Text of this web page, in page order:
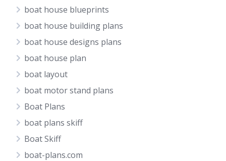
boat house blueprints
boat house building plans
boat house designs plans
boat house plan
boat layout
boat motor stand plans
Boat Plans
boat plans skiff
Boat Skiff
boat-plans.com